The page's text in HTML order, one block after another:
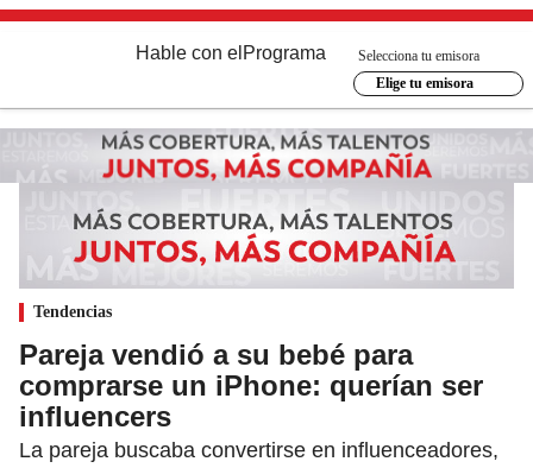
Hable con el Programa
Selecciona tu emisora
Elige tu emisora
Tendencias
Pareja vendió a su bebé para
comprarse un iPhone: querían ser
influencers
La pareja buscaba convertirse en influenceadores,